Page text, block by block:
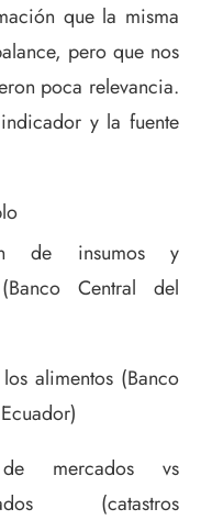
que la misma
pero que nos
poca relevancia.
y la fuente
de insumos y
Central del
alimentos (Banco
mercados vs
(catastros